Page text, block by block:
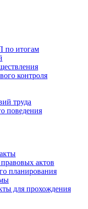
по итогам
контроля
труда
поведения
актов
планирования
для прохождения